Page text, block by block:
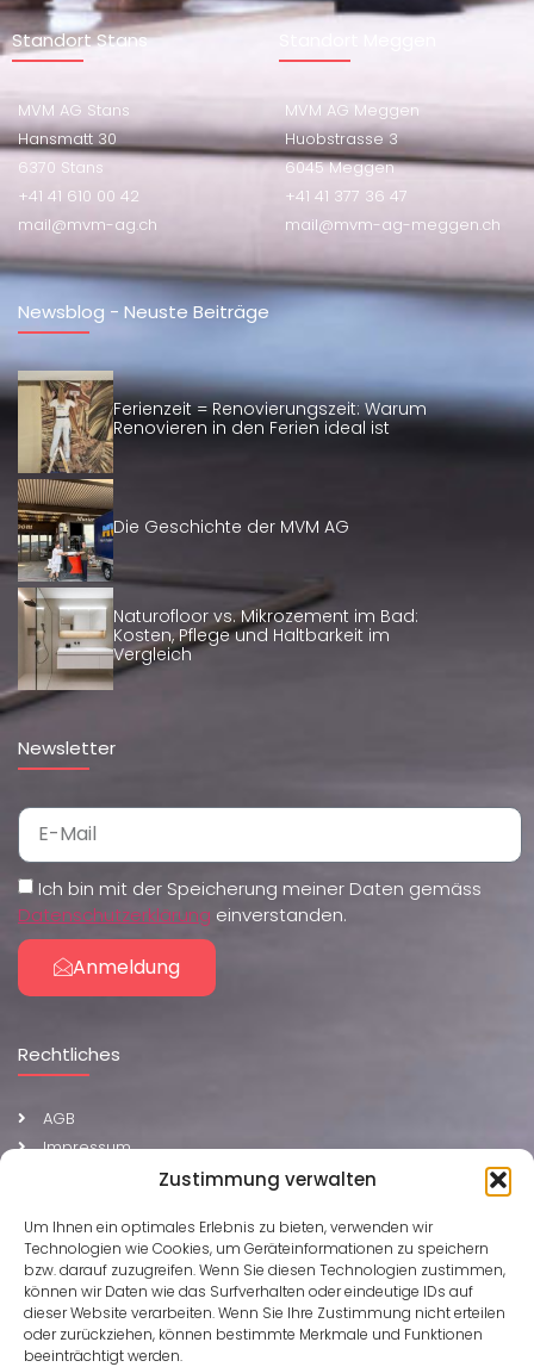
Zustimmung verwalten
Um Ihnen ein optimales Erlebnis zu bieten, verwenden wir
Technologien wie Cookies, um Geräteinformationen zu speichern
bzw. darauf zuzugreifen. Wenn Sie diesen Technologien zustimmen,
können wir Daten wie das Surfverhalten oder eindeutige IDs auf
dieser Website verarbeiten. Wenn Sie Ihre Zustimmung nicht erteilen
oder zurückziehen, können bestimmte Merkmale und Funktionen
beeinträchtigt werden.
Standort Stans
MVM AG Stans
Hansmatt 30
6370 Stans
+41 41 610 00 42
mail@mvm-ag.ch
MVM AG Meggen
Huobstrasse 3
6045 Meggen
+41 41 377 36 47
mail@mvm-ag-meggen.ch
Newsblog - Neuste Beiträge
Ferienzeit = Renovierungszeit: Warum
Renovieren in den Ferien ideal ist
Die Geschichte der MVM AG
Naturofloor vs. Mikrozement im Bad:
Kosten, Pflege und Haltbarkeit im
Vergleich
Newsletter
Ich bin mit der Speicherung meiner Daten gemäss
Datenschutzerklärung einverstanden.
Anmeldung
Rechtliches
AGB
Impressum
Datenschutzerklärung
Versand und Rückgabe
FAQ